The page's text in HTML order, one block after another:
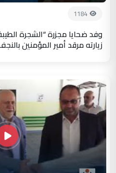
1184
وفد ضحايا مجزرة “الشجرة
زيارته مرقد أمير المؤمنين